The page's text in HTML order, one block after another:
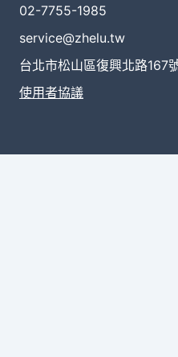
02-7755-1985
service@zhelu.tw
台北市松山區復興北路167
使用者協議